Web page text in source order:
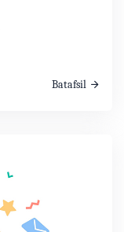
Batafsil